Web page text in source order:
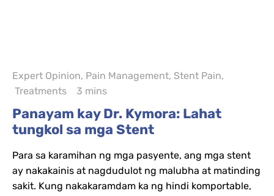
Expert Opinion, Pain Management, Stent Pain,
Treatments
3 mins
Panayam kay Dr. Kymora: Lahat
tungkol sa mga Stent
Para sa karamihan ng mga pasyente, ang mga stent
ay nakakainis at nagdudulot ng malubha at matinding
sakit. Kung nakakaramdam ka ng hindi komportable,